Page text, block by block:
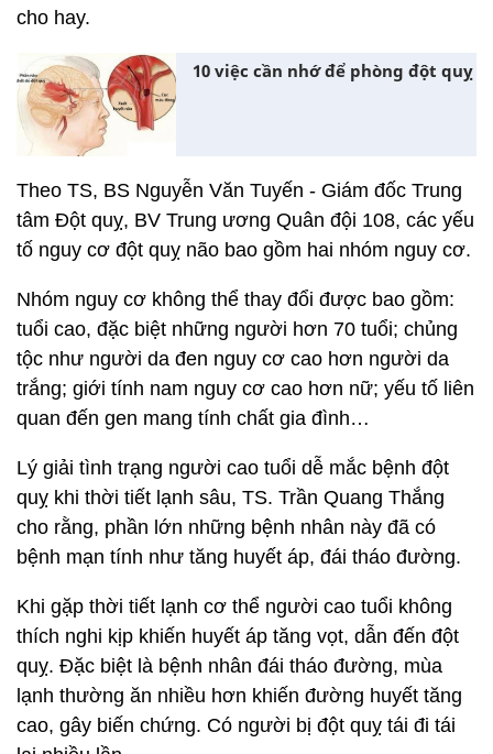
cho hay.
10 việc cần nhớ để phòng đột quỵ
Theo TS, BS Nguyễn Văn Tuyến - Giám đốc Trung
tâm Đột quỵ, BV Trung ương Quân đội 108, các yếu
tố nguy cơ đột quỵ não bao gồm hai nhóm nguy cơ.
Nhóm nguy cơ không thể thay đổi được bao gồm:
tuổi cao, đặc biệt những người hơn 70 tuổi; chủng
tộc như người da đen nguy cơ cao hơn người da
trắng; giới tính nam nguy cơ cao hơn nữ; yếu tố liên
quan đến gen mang tính chất gia đình…
Lý giải tình trạng người cao tuổi dễ mắc bệnh đột
quỵ khi thời tiết lạnh sâu, TS. Trần Quang Thắng
cho rằng, phần lớn những bệnh nhân này đã có
bệnh mạn tính như tăng huyết áp, đái tháo đường.
Khi gặp thời tiết lạnh cơ thể người cao tuổi không
thích nghi kịp khiến huyết áp tăng vọt, dẫn đến đột
quỵ. Đặc biệt là bệnh nhân đái tháo đường, mùa
lạnh thường ăn nhiều hơn khiến đường huyết tăng
cao, gây biến chứng. Có người bị đột quỵ tái đi tái